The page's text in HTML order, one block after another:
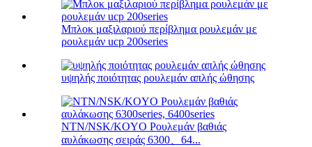
Μπλοκ μαξιλαριού περίβλημα ρουλεμάν με
ρουλεμάν ucp 200series
υψηλής ποιότητας ρουλεμάν απλής ώθησης
NTN/NSK/KOYO Ρουλεμάν βαθιάς
αυλάκωσης σειράς 6300、64...